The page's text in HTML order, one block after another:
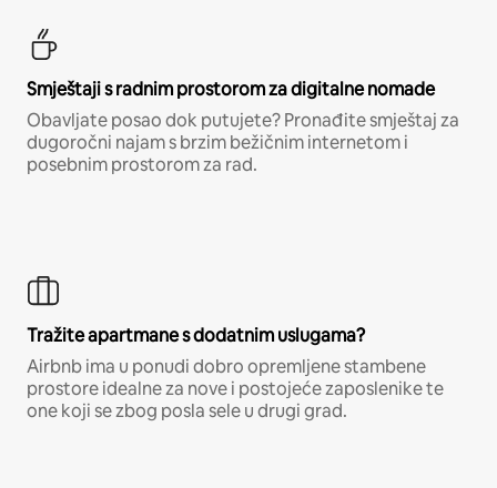
Smještaji s radnim prostorom za digitalne nomade
Obavljate posao dok putujete? Pronađite smještaj za
dugoročni najam s brzim bežičnim internetom i
posebnim prostorom za rad.
Tražite apartmane s dodatnim uslugama?
Airbnb ima u ponudi dobro opremljene stambene
prostore idealne za nove i postojeće zaposlenike te
one koji se zbog posla sele u drugi grad.